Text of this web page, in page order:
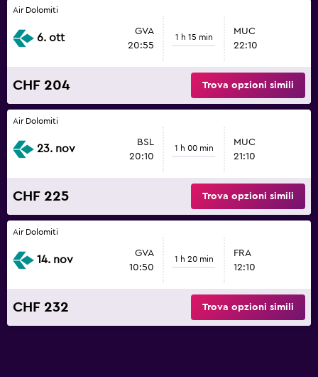
Air Dolomiti
6. ott
GVA
20:55
1 h 15 min
MUC
22:10
CHF 204 Trova opzioni simili
Air Dolomiti
23. nov
BSL
20:10
1 h 00 min
MUC
21:10
CHF 225 Trova opzioni simili
Air Dolomiti
14. nov
GVA
10:50
1 h 20 min
FRA
12:10
CHF 232 Trova opzioni simili